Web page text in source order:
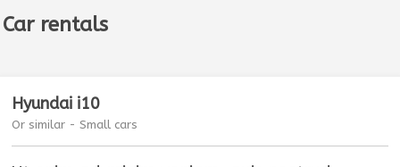
Car rentals
Hyundai i10
Or similar - Small cars